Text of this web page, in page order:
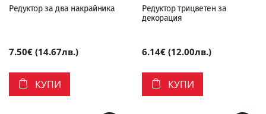
Редуктор за два накрайника
7.50€ (14.67лв.)
КУПИ
Редуктор трицветен за
декорация
6.14€ (12.00лв.)
КУПИ